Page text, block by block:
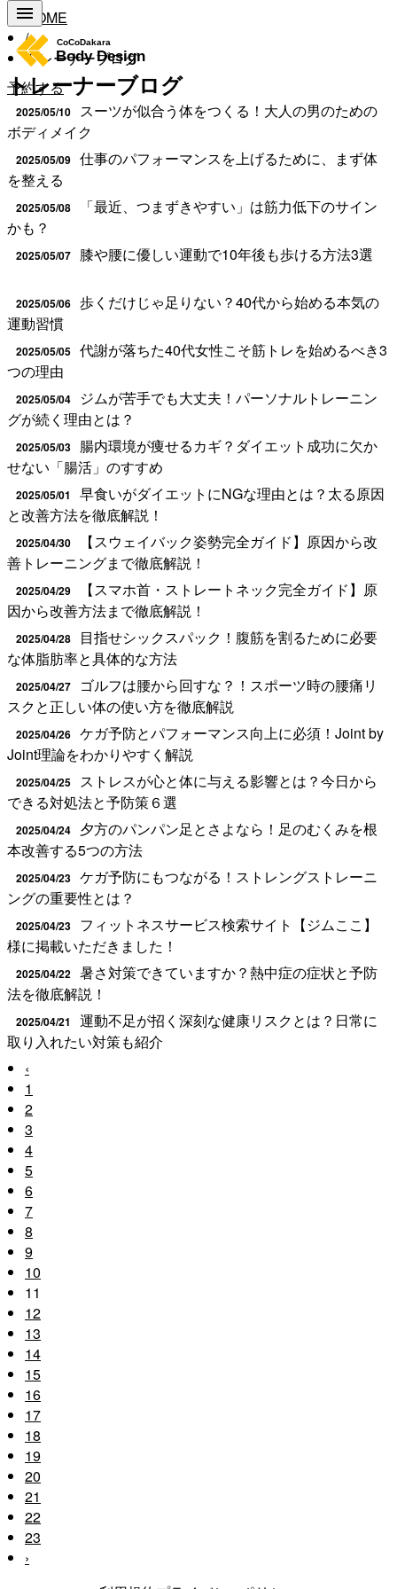
予約する
HOME
/
トレーナーブログ
トレーナーブログ
2025/05/10
スーツが似合う体をつくる！大人の男のための
ボディメイク
2025/05/09 仕事のパフォーマンスを上げるために、まず体
を整える
2025/05/08
「最近、つまずきやすい」は筋力低下のサイン
かも？
2025/05/07 膝や腰に優しい運動で10年後も歩ける方法3選
2025/05/06 歩くだけじゃ足りない？40代から始める本気の
運動習慣
2025/05/05 代謝が落ちた40代女性こそ筋トレを始めるべき3
つの理由
2025/05/04
ジムが苦手でも大丈夫！パーソナルトレーニン
グが続く理由とは？
2025/05/03
腸内環境が痩せるカギ？ダイエット成功に欠か
せない「腸活」のすすめ
2025/05/01
早食いがダイエットにNGな理由とは？太る原因
と改善方法を徹底解説！
2025/04/30
【スウェイバック姿勢完全ガイド】原因から改
善トレーニングまで徹底解説！
2025/04/29
【スマホ首・ストレートネック完全ガイド】原
因から改善方法まで徹底解説！
2025/04/28
目指せシックスパック！腹筋を割るために必要
な体脂肪率と具体的な方法
2025/04/27
ゴルフは腰から回すな？！スポーツ時の腰痛リ
スクと正しい体の使い方を徹底解説
2025/04/26 ケガ予防とパフォーマンス向上に必須！Joint by
Joint理論をわかりやすく解説
2025/04/25
ストレスが心と体に与える影響とは？今日から
できる対処法と予防策６選
2025/04/24
夕方のパンパン足とさよなら！足のむくみを根
本改善する5つの方法
2025/04/23 ケガ予防にもつながる！ストレングストレーニ
ングの重要性とは？
2025/04/23
フィットネスサービス検索サイト【ジムここ】
様に掲載いただきました！
2025/04/22 暑さ対策できていますか？熱中症の症状と予防
法を徹底解説！
2025/04/21
運動不足が招く深刻な健康リスクとは？日常に
取り入れたい対策も紹介
‹
1
2
3
4
5
6
7
8
9
10
11
12
13
14
15
16
17
18
19
20
21
22
23
›